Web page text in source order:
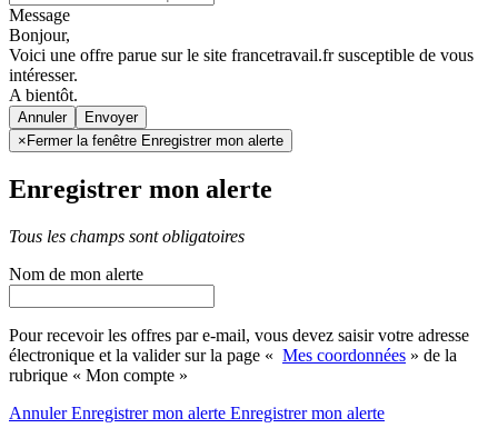
Message
Bonjour,
Voici une offre parue sur le site francetravail.fr susceptible de vous
intéresser.
A bientôt.
Annuler
× Fermer la fenêtre Enregistrer mon alerte
Enregistrer mon alerte
Tous les champs sont obligatoires
Nom de mon alerte
Pour recevoir les offres par e-mail, vous devez saisir votre adresse
électronique et la valider sur la page « Mes coordonnées » de la
rubrique « Mon compte »
AnnulerEnregistrer mon alerte Enregistrermon alerte